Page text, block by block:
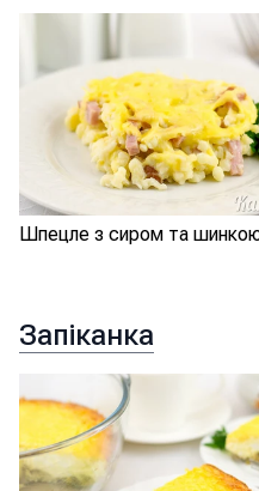
Шпецле з сиром та
Запіканка